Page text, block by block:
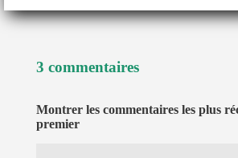
3 commentaires
Montrer les commentaires les plus
premier